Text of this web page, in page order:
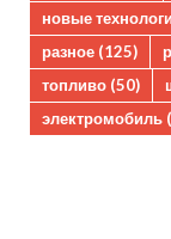
новые
разное (125)
топливо (50)
электромобиль